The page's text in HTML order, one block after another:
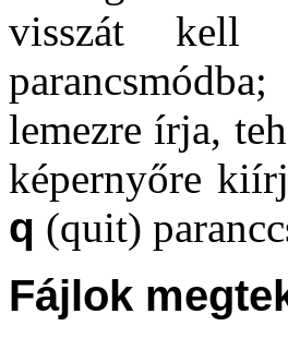
visszát kell
lemezre írja,
képernyőre
q (quit)
Fájlok